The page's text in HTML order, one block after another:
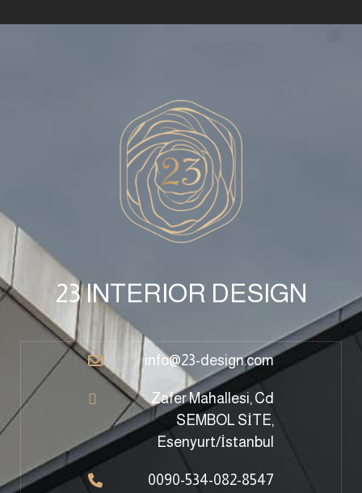
23 INTERIOR DESIGN
info@23-design.com
0090-534-082-8547
Zafer Mahallesi, Cd
SEMBOL SİTE,
Esenyurt/İstanbul